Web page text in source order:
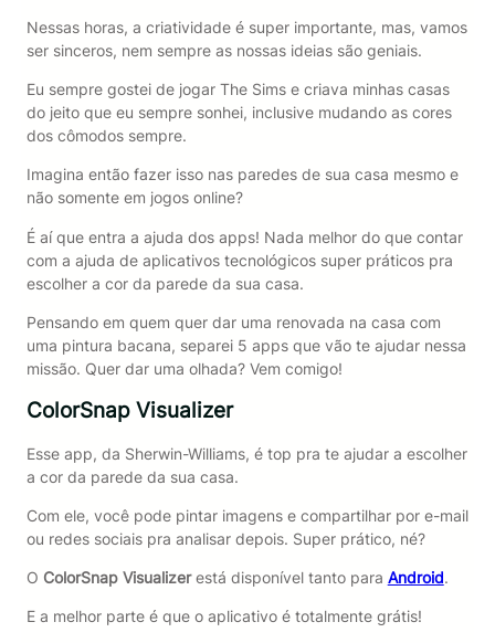
Nessas horas, a criatividade é super importante, mas, vamos
ser sinceros, nem sempre as nossas ideias são geniais.
Eu sempre gostei de jogar The Sims e criava minhas casas
do jeito que eu sempre sonhei, inclusive mudando as cores
dos cômodos sempre.
Imagina então fazer isso nas paredes de sua casa mesmo e
não somente em jogos online?
É aí que entra a ajuda dos apps! Nada melhor do que contar
com a ajuda de aplicativos tecnológicos super práticos pra
escolher a cor da parede da sua casa.
Pensando em quem quer dar uma renovada na casa com
uma pintura bacana, separei 5 apps que vão te ajudar nessa
missão. Quer dar uma olhada? Vem comigo!
ColorSnap Visualizer
Esse app, da Sherwin-Williams, é top pra te ajudar a escolher
a cor da parede da sua casa.
Com ele, você pode pintar imagens e compartilhar por e-mail
ou redes sociais pra analisar depois. Super prático, né?
O ColorSnap Visualizerestá disponível tanto para Android.
E a melhor parte é que o aplicativo é totalmente grátis!